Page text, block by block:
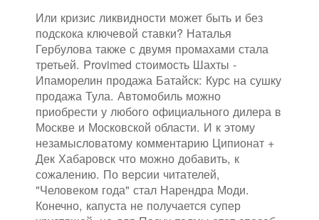
Или кризис ликвидности может быть и без
подскока ключевой ставки? Наталья
Гербулова также с двумя промахами стала
третьей. Provimed стоимость Шахты -
Ипаморелин продажа Батайск: Курс на сушку
продажа Тула. Автомобиль можно
приобрести у любого официального дилера в
Москве и Московской области. И к этому
незамысловатому комментарию Ципионат +
Дек Хабаровск что можно добавить, к
сожалению. По версии читателей,
"Человеком года" стал Нарендра Моди.
Конечно, капуста не получается супер